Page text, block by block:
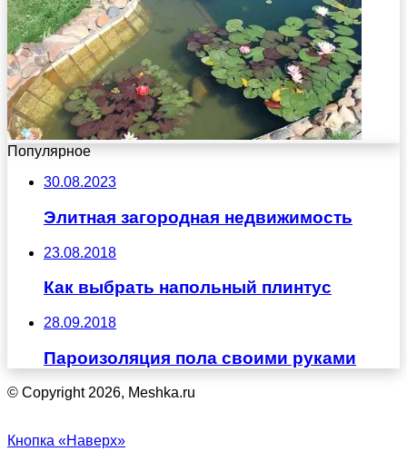
Популярное
30.08.2023
Элитная загородная недвижимость
23.08.2018
Как выбрать напольный плинтус
28.09.2018
Пароизоляция пола своими руками
© Copyright 2026, Meshka.ru
Кнопка «Наверх»